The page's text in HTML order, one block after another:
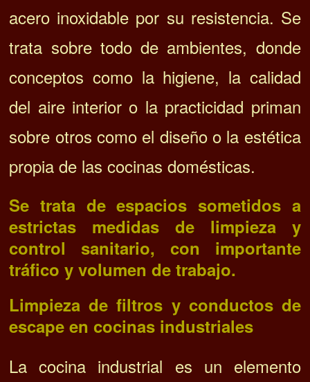
acero inoxidable por su resistencia. Se
trata sobre todo de ambientes, donde
conceptos como la higiene, la calidad
del aire interior o la practicidad priman
sobre otros como el diseño o la estética
propia de las cocinas domésticas.
Se trata de espacios sometidos a
estrictas medidas de limpieza y
control sanitario, con importante
tráfico y volumen de trabajo.
Limpieza de filtros y conductos de
escape en cocinas industriales
La cocina industrial es un elemento